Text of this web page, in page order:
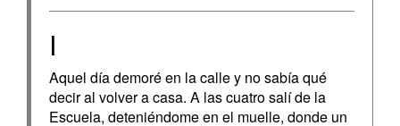
I
Aquel día demoré en la calle y no sabía qué
decir al volver a casa. A las cuatro salí de la
Escuela, deteniéndome en el muelle, donde un